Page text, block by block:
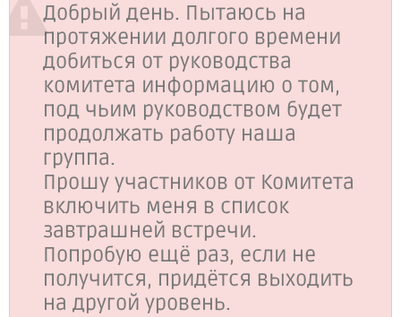
Добрый день. Пытаюсь на
протяжении долгого времени
добиться от руководства
комитета информацию о том,
под чьим руководством будет
продолжать работу наша
группа.
Прошу участников от Комитета
включить меня в список
завтрашней встречи.
Попробую ещё раз, если не
получится, придётся выходить
на другой уровень.